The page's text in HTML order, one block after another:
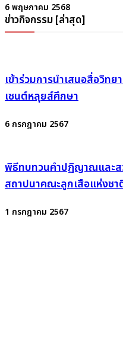
6 พฤษภาคม 2568
ข่าวกิจกรรม [ล่าสุด]
เข้าร่วมการนำเสนอสื่อวิท
เซนต์หลุยส์ศึกษา
6 กรกฎาคม 2567
พิธีทบทวนคำปฏิญาณและส
สถาปนาคณะลูกเสือแห่งชา
1 กรกฎาคม 2567